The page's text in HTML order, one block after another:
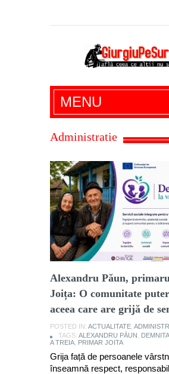
Giurgiu Pe Surse –
administratie giurgiu,
economic, editoriale
MENU
Administratie
Alexandru Păun,
Joița: O comunitate
aceea care are grijă de
POSTED IN: ACTUALITATE
TAGS: ALEXANDRU PĂUN
A TREIA PRIMAR JOITA
Grija față de persoanele
înseamnă respect,